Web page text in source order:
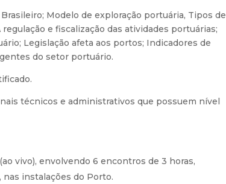
Modelo de exploração portuária, Tipos de
e fiscalização das atividades portuárias;
Legislação afeta aos portos; Indicadores de
do setor portuário.
técnicos e administrativos que possuem nível
vivo), envolvendo 6 encontros de 3 horas,
instalações do Porto.